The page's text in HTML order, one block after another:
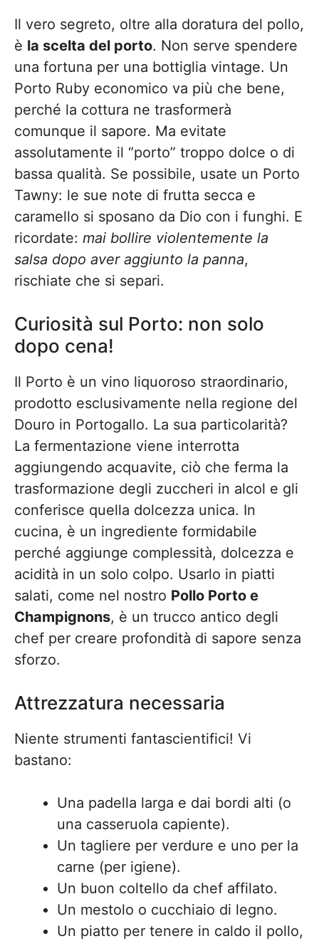
Il vero segreto, oltre alla doratura del pollo,
è la scelta del porto. Non serve spendere
una fortuna per una bottiglia vintage. Un
Porto Ruby economico va più che bene,
perché la cottura ne trasformerà
comunque il sapore. Ma evitate
assolutamente il “porto” troppo dolce o di
bassa qualità. Se possibile, usate un Porto
Tawny: le sue note di frutta secca e
caramello si sposano da Dio con i funghi. E
ricordate: mai bollire violentemente la
salsa dopo aver aggiunto la panna,
rischiate che si separi.
Curiosità sul Porto: non solo
dopo cena!
Il Porto è un vino liquoroso straordinario,
prodotto esclusivamente nella regione del
Douro in Portogallo. La sua particolarità?
La fermentazione viene interrotta
aggiungendo acquavite, ciò che ferma la
trasformazione degli zuccheri in alcol e gli
conferisce quella dolcezza unica. In
cucina, è un ingrediente formidabile
perché aggiunge complessità, dolcezza e
acidità in un solo colpo. Usarlo in piatti
salati, come nel nostro Pollo Porto e
Champignons, è un trucco antico degli
chef per creare profondità di sapore senza
sforzo.
Attrezzatura necessaria
Niente strumenti fantascientifici! Vi
bastano:
Una padella larga e dai bordi alti (o
una casseruola capiente).
Un tagliere per verdure e uno per la
carne (per igiene).
Un buon coltello da chef affilato.
Un mestolo o cucchiaio di legno.
Un piatto per tenere in caldo il pollo,